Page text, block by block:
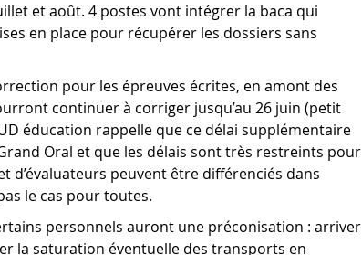
et août. 4 postes vont intégrer la baca qui
en place pour récupérer les dossiers sans
pour les épreuves écrites, en amont des
continuer à corriger jusqu’au 26 juin (petit
éducation rappelle que ce délai supplémentaire
Oral et que les délais sont très restreints pour
d’évaluateurs peuvent être différenciés dans
le cas pour toutes.
personnels auront une préconisation : arriver
la saturation éventuelle des transports en